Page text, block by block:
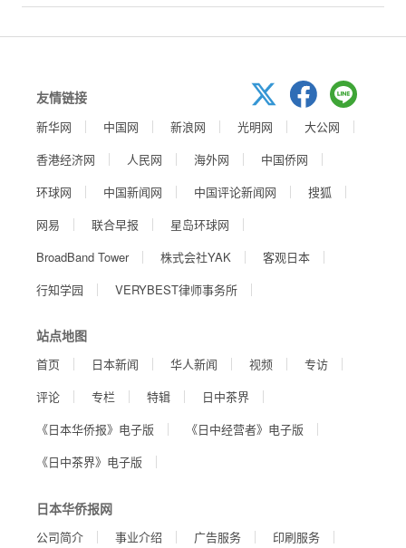
友情链接
新华网 中国网 新浪网 光明网
大公网
香港经济网
人民网 海外网
中国侨网
环球网
中国新闻网 中国评论新闻网
搜狐
网易
联合早报
星岛环球网
BroadBand Tower
株式会社YAK
客观日本
行知学园
VERYBEST律师事务所
站点地图
首页 日本新闻 华人新闻 视频
专访
评论
专栏 特辑
日中茶界
《日本华侨报》电子版
《日中经营者》电子版
《日中茶界》电子版
日本华侨报网
公司简介 事业介绍 广告服务 印刷服务